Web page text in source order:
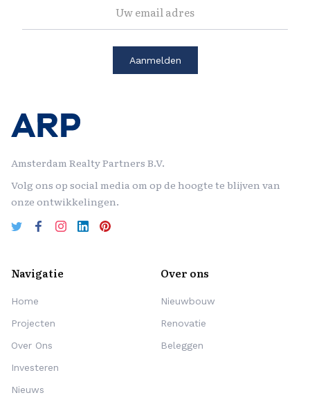
Amsterdam Realty Partners B.V.
Volg ons op social media om op de hoogte te blijven van
onze ontwikkelingen.
Navigatie
Home
Projecten
Over Ons
Investeren
Nieuws
Over ons
Nieuwbouw
Renovatie
Beleggen